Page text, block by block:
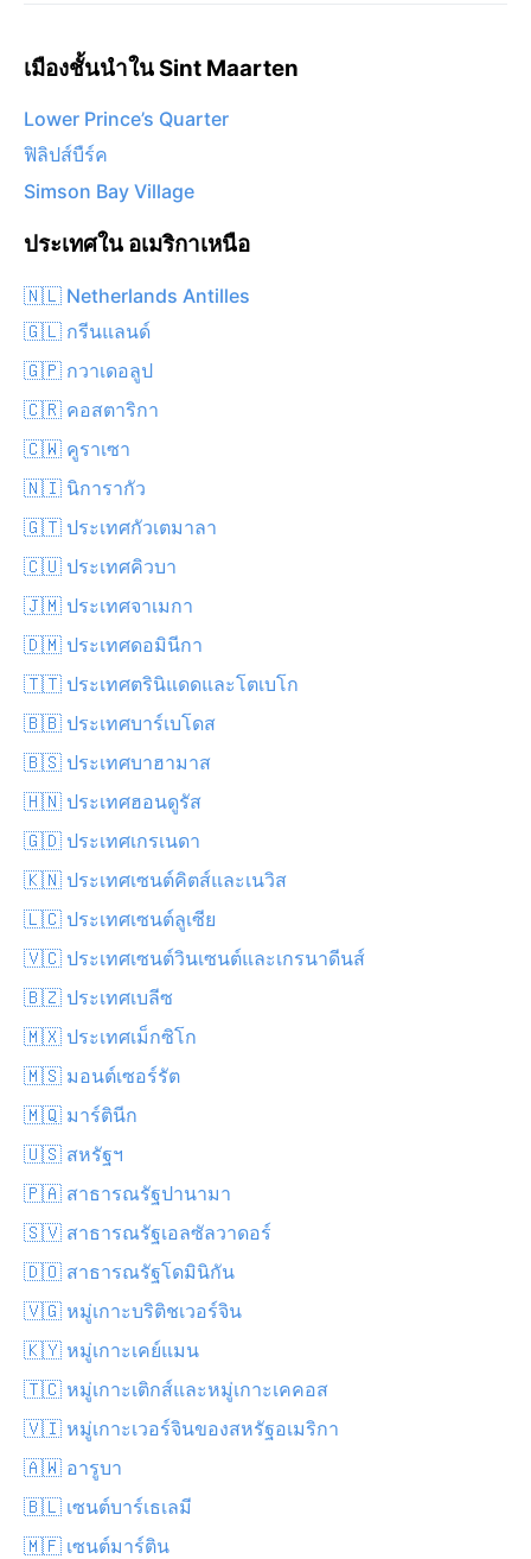
เมืองชั้นนำใน Sint Maarten
Lower Prince’s Quarter
ฟิลิปส์บืร์ค
Simson Bay Village
ประเทศใน อเมริกาเหนือ
🇳🇱 Netherlands Antilles
🇬🇱 กรีนแลนด์
🇬🇵 กวาเดอลูป
🇨🇷 คอสตาริกา
🇨🇼 คูราเซา
🇳🇮 นิการากัว
🇬🇹 ประเทศกัวเตมาลา
🇨🇺 ประเทศคิวบา
🇯🇲 ประเทศจาเมกา
🇩🇲 ประเทศดอมินีกา
🇹🇹 ประเทศตรินิแดดและโตเบโก
🇧🇧 ประเทศบาร์เบโดส
🇧🇸 ประเทศบาฮามาส
🇭🇳 ประเทศฮอนดูรัส
🇬🇩 ประเทศเกรเนดา
🇰🇳 ประเทศเซนต์คิตส์และเนวิส
🇱🇨 ประเทศเซนต์ลูเซีย
🇻🇨 ประเทศเซนต์วินเซนต์และเกรนาดีนส์
🇧🇿 ประเทศเบลีซ
🇲🇽 ประเทศเม็กซิโก
🇲🇸 มอนต์เซอร์รัต
🇲🇶 มาร์ตินีก
🇺🇸 สหรัฐฯ
🇵🇦 สาธารณรัฐปานามา
🇸🇻 สาธารณรัฐเอลซัลวาดอร์
🇩🇴 สาธารณรัฐโดมินิกัน
🇻🇬 หมู่เกาะบริติชเวอร์จิน
🇰🇾 หมู่เกาะเคย์แมน
🇹🇨 หมู่เกาะเติกส์และหมู่เกาะเคคอส
🇻🇮 หมู่เกาะเวอร์จินของสหรัฐอเมริกา
🇦🇼 อารูบา
🇧🇱 เซนต์บาร์เธเลมี
🇲🇫 เซนต์มาร์ติน